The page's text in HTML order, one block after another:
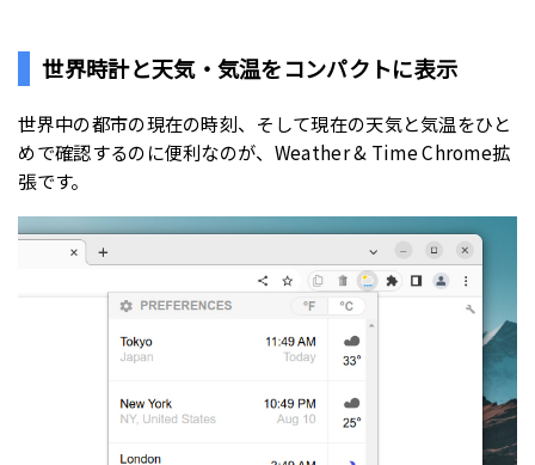
世界時計と天気・気温をコンパクトに表示
世界中の都市の現在の時刻、そして現在の天気と気温をひと
めで確認するのに便利なのが、Weather & Time Chrome拡
張です。